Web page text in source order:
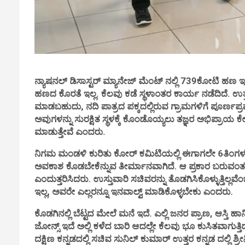
ನ್ಯಾಷನಲ್ ಡಿಸಾಸ್ಟರ್ ಮ್ಯಾನೇಜ್ ಮೆಂಟ್ ನಲ್ಲಿ 739ಕೋಟಿ ಹಣ
ಹಣದ ಕೊರತೆ ಇಲ್ಲ. ಕೆಲವು ಕಡೆ ಸ್ಥಳಾಂತರ ಕಾರ್ಯ ನಡೆದಿದೆ.
ಮಾಡಬಹುದು, ನದಿ ಪಾತ್ರದ ಪಕ್ಕದಲ್ಲಿರುವ ಗ್ರಾಮಗಳಿಗೆ
ಅವುಗಳನ್ನು ಸುರಕ್ಷಿತ ಸ್ಥಳಕ್ಕೆ ಕೊಂಡೊಯ್ಯಲು ತಜ್ಞರ
ಮಾಡುತ್ತೇವೆ ಎಂದರು.
ನಿಗಮ ಮಂಡಳಿ ಕುರಿತು ಕೋರ್ ಕಮಿಟಿಯಲ್ಲಿ ಈಗಾಗಲೇ
ಅವಕಾಶ ಕೊಡಬೇಕೆನ್ನುವ ತೀರ್ಮಾನವಾಗಿದೆ. ಆ ಪ್ರಕಾರ
ಎಂದುತ್ತರಿಸಿದರು. ಉಸ್ತುವಾರಿ ಸಚಿವರನ್ನು
ಇಲ್ಲ, ಅವರೇ ಎಲ್ಲರನ್ನೂ ಇನವಾಲ್ವ್ ಮಾಡಿಕೊಳ್ಳಬೇಕು ಎಂದರು.
ಕೊಡಗಿನಲ್ಲಿ ಬೆಟ್ಟದ ಮೇಲೆ ಮನೆ ಇದೆ. ಎಲ್ಲಿ ಜನರ ಪ್ರಾಣ, ಆಸ್ತಿ
ಜೋನ್ಸ್ ಇದೆ ಅಲ್ಲಿ ಕಳೆದ ಬಾರಿ ಆದಲ್ಲೇ ಕೆಲವು ಭೂ
ದಕ್ಷಿಣ ಕನ್ನಡದಲ್ಲಿ ಸಚಿವ ಸುನಿಲ್ ಕುಮಾರ್ ಉತ್ತರ ಕನ್ನಡ ದಲ್ಲಿ